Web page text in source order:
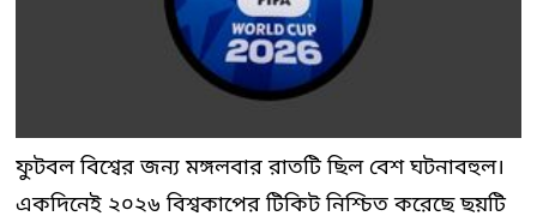
ফুটবল বিশ্বের জন্য মঙ্গলবার রাতটি ছিল বেশ ঘটনাবহুল।
একদিনেই ২০২৬ বিশ্বকাপের টিকিট নিশ্চিত করেছে ছয়টি